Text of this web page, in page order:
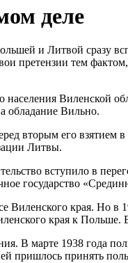
деле
и Литвой сразу
претензии тем
Виленской
обладание Вильно.
вторым его взятием
Литвы.
вступило в
государство
Виленского края. Но
края к Польше.
В марте 1938 года
пришлось принять